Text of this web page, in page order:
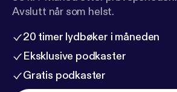
Avslutt når som helst.
20 timer lydbøker i måneden
Eksklusive podkaster
Gratis podkaster